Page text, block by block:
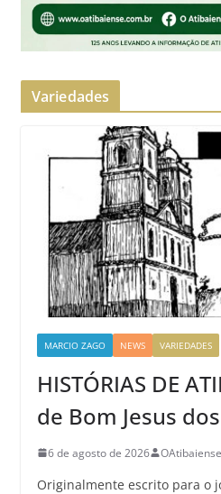
Variedades
MARCIO ZAGO NEWS VARIEDADES
HISTÓRIAS DE
de Bom Jesus
6 de agosto de 2026 OAtibaiense
Originalmente escrito para o